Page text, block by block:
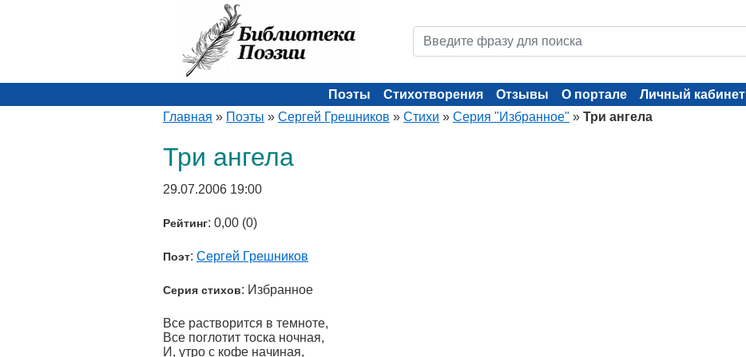
Поэты Стихотворения Отзывы О портале
Личный кабинет
Главная » Поэты » Сергей Грешников » Стихи » Серия "Избранное" » Три ангела
Три ангела
29.07.2006 19:00
Рейтинг: 0,00 (0)
Поэт: Сергей Грешников
Серия стихов: Избранное
Все растворится в темноте,
Все поглотит тоска ночная,
И, утро с кофе начиная,